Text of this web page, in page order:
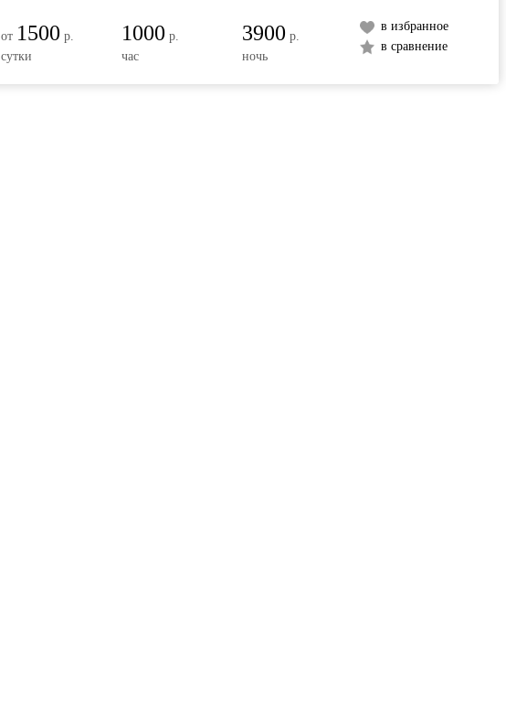
от 1500 р.
сутки
1000 р.
час
3900 р.
ночь
в избранное
в сравнение